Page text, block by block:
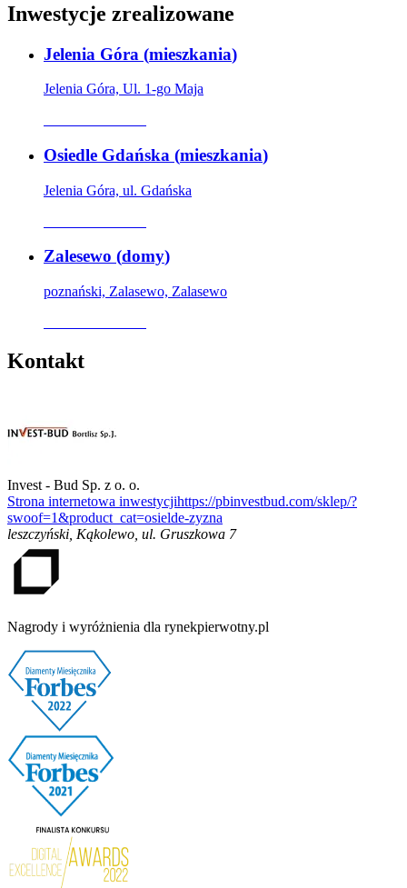
Inwestycje zrealizowane
Jelenia Góra (mieszkania)
Jelenia Góra, Ul. 1-go Maja
Osiedle Gdańska (mieszkania)
Jelenia Góra, ul. Gdańska
Zalesewo (domy)
poznański, Zalasewo, Zalasewo
Kontakt
Invest - Bud Sp. z o. o.
Strona internetowa inwestycjihttps://pbinvestbud.com/sklep/?
swoof=1&product_cat=osielde-zyzna
leszczyński, Kąkolewo ul. Gruszkowa 7
Nagrody i wyróżnienia dla rynekpierwotny.pl